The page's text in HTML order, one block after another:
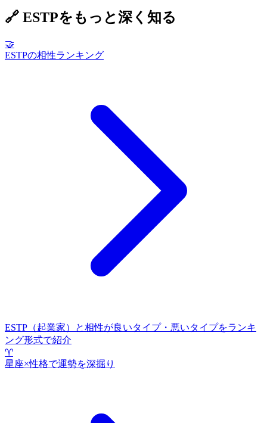
🔗 ESTPをもっと深く知る
🤝
ESTPの相性ランキング
ESTP（起業家）と相性が良いタイプ・悪いタイプをランキ
ング形式で紹介
♈
星座×性格で運勢を深掘り